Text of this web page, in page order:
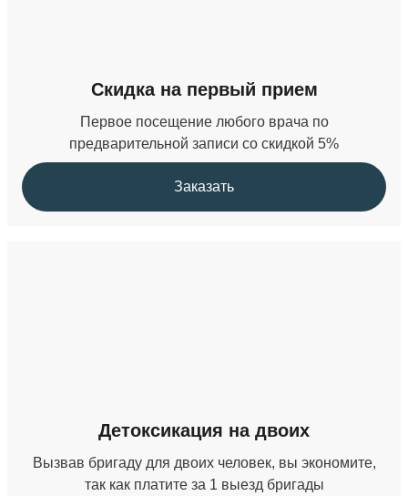
Скидка на первый прием
Первое посещение любого врача по
предварительной записи со скидкой 5%
Заказать
Детоксикация на двоих
Вызвав бригаду для двоих человек, вы экономите,
так как платите за 1 выезд бригады